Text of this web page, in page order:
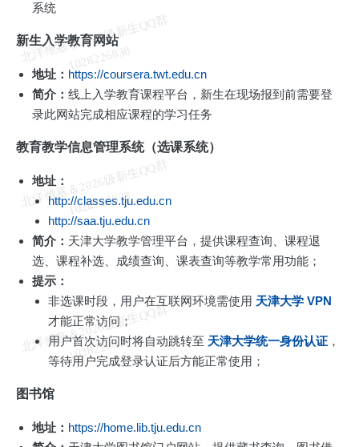
系统
新生入学教育网站
地址： https://coursera.twt.edu.cn
简介： 线上入学教育课程平台，新生在现场报到前需要登
录此网站完成相应课程的学习任务
教育教学信息管理系统（选课系统）
地址：
http://classes.tju.edu.cn
http://saa.tju.edu.cn
简介： 天津大学教学管理平台，提供课程查询、课程退
选、课程补选、成绩查询、课表查询等教学常用功能；
提示：
非选课时段，用户在互联网环境需使用 天津大学 VPN
才能正常访问；
用户首次访问时将自动跳转至 天津大学统一身份认证 ，
等待用户完成登录认证后方能正常使用；
图书馆
地址： https://home.lib.tju.edu.cn
北
洋
维
基
＆
2
0
2
6
级
新
生
Q
Q
群
1
0
2
8
2
2
6
8
3
8
北
洋
维
基
＆
2
0
2
6
级
新
生
Q
Q
群
1
0
2
8
2
2
6
8
3
8
北
洋
维
基
＆
2
0
2
6
级
新
生
Q
Q
群
1
0
2
8
2
2
6
8
3
8